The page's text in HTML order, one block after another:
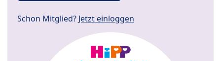
Schon Mitglied? Jetzt einloggen